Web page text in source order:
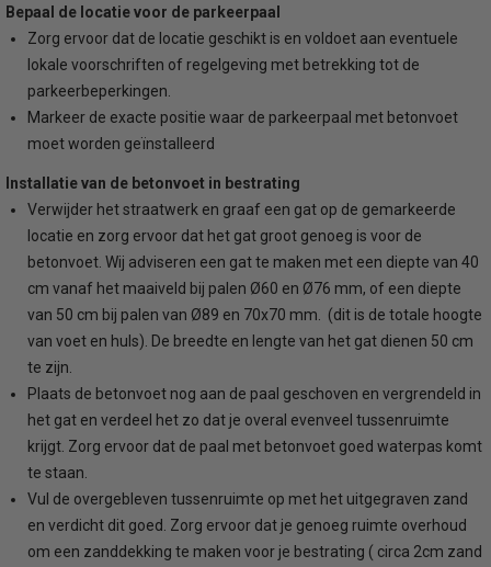
Bepaal de locatie voor de parkeerpaal
Zorg ervoor dat de locatie geschikt is en voldoet aan eventuele
lokale voorschriften of regelgeving met betrekking tot de
parkeerbeperkingen.
Markeer de exacte positie waar de parkeerpaal met betonvoet
moet worden geïnstalleerd
Installatie van de betonvoet in bestrating
Verwijder het straatwerk en graaf een gat op de gemarkeerde
locatie en zorg ervoor dat het gat groot genoeg is voor de
betonvoet. Wij adviseren een gat te maken met een diepte van 40
cm vanaf het maaiveld bij palen Ø60 en Ø76 mm, of een diepte
van 50 cm bij palen van Ø89 en 70x70 mm. (dit is de totale hoogte
van voet en huls). De breedte en lengte van het gat dienen 50 cm
te zijn.
Plaats de betonvoet nog aan de paal geschoven en vergrendeld in
het gat en verdeel het zo dat je overal evenveel tussenruimte
krijgt. Zorg ervoor dat de paal met betonvoet goed waterpas komt
te staan.
Vul de overgebleven tussenruimte op met het uitgegraven zand
en verdicht dit goed. Zorg ervoor dat je genoeg ruimte overhoud
om een zanddekking te maken voor je bestrating ( circa 2cm zand